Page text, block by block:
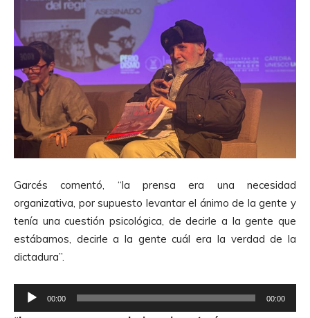
Garcés comentó, “la prensa era una necesidad
organizativa, por supuesto levantar el ánimo de la gente y
tenía una cuestión psicológica, de decirle a la gente que
estábamos, decirle a la gente cuál era la verdad de la
dictadura”.
e
00:00 00:00